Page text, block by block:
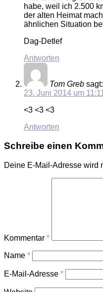
habe, weil ich 2.500
der alten Heimat
ähnlichen Situation
Dag-Detlef
Antworten
Tom Greb sagt:
23. Juni 2014 um
<3 <3 <3
Antworten
Schreibe einen
Deine E-Mail-Adresse wird
Kommentar *
Name *
E-Mail-Adresse *